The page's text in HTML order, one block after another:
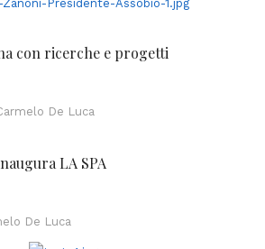
con ricerche e progetti
De Luca
LA SPA
De Luca